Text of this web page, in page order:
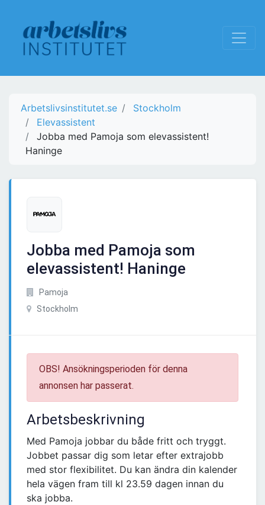
Arbetslivsinstitutet.se
Stockholm
Elevassistent
Jobba med Pamoja som elevassistent!
Haninge
Jobba med Pamoja som
elevassistent! Haninge
Pamoja
Stockholm
OBS! Ansökningsperioden för denna
annonsen har passerat.
Arbetsbeskrivning
Med Pamoja jobbar du både fritt och tryggt.
Jobbet passar dig som letar efter extrajobb
med stor flexibilitet. Du kan ändra din kalender
hela vägen fram till kl 23.59 dagen innan du
ska jobba.